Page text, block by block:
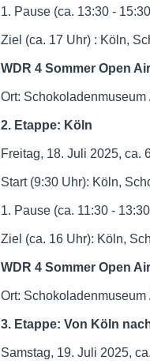
1. Pause (ca. 13:30 -
Ziel (ca. 17 Uhr) : Köln,
WDR 4 Sommer Open
Ort:
2. Etappe: Köln
Freitag, 18. Juli 2025, ca.
Start (9:30 Uhr): Köln,
1. Pause (ca. 11:30 -
Ziel (ca. 16 Uhr): Köln,
WDR 4 Sommer Open
Ort:
3. Etappe: Von Köln
Samstag, 19. Juli 2025,